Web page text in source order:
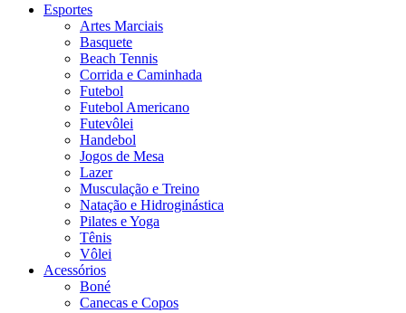
Esportes
Artes Marciais
Basquete
Beach Tennis
Corrida e Caminhada
Futebol
Futebol Americano
Futevôlei
Handebol
Jogos de Mesa
Lazer
Musculação e Treino
Natação e Hidroginástica
Pilates e Yoga
Tênis
Vôlei
Acessórios
Boné
Canecas e Copos